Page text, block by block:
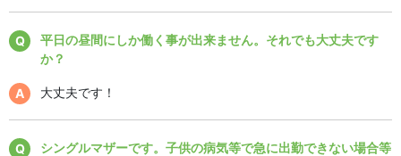
平日の昼間にしか働く事が出来ません。それでも大丈夫です
か？
大丈夫です！
シングルマザーです。子供の病気等で急に出勤できない場合等